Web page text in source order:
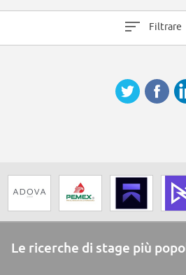
Relying on an open organization andFiltrare
Le ricerche di stage più